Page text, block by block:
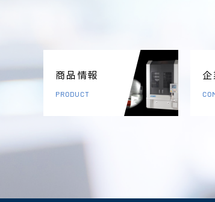
商品情報
PRODUCT